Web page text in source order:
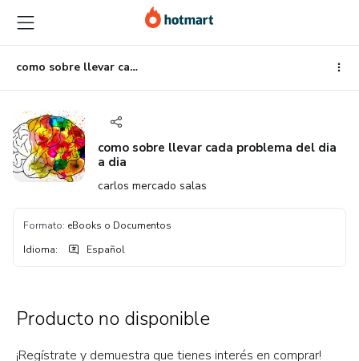
contenido
principal
la
página
de
pie
página
como sobre llevar cada problema del dia a dia
como sobre llevar cada problema del dia
a dia
carlos mercado salas
Formato: eBooks o Documentos
Idioma: Español
Producto no disponible
¡Regístrate y demuestra que tienes interés en comprar!